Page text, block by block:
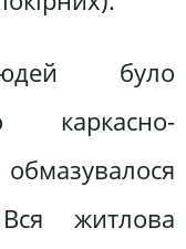
було
каркасно-
житлова